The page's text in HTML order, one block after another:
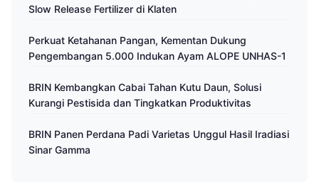
Slow Release Fertilizer di Klaten
Perkuat Ketahanan Pangan, Kementan Dukung
Pengembangan 5.000 Indukan Ayam ALOPE UNHAS-1
BRIN Kembangkan Cabai Tahan Kutu Daun, Solusi
Kurangi Pestisida dan Tingkatkan Produktivitas
BRIN Panen Perdana Padi Varietas Unggul Hasil Iradiasi
Sinar Gamma